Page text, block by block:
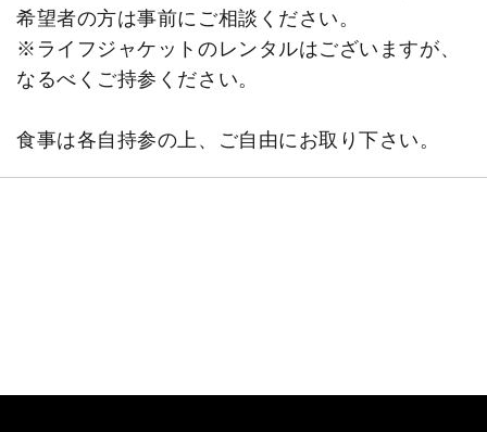
希望者の方は事前にご相談ください。
※ライフジャケットのレンタルはございますが、
なるべくご持参ください。
食事は各自持参の上、ご自由にお取り下さい。